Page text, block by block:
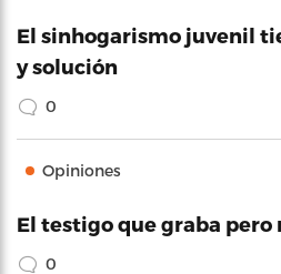
El sinhogarismo juvenil
y solución
0
Opiniones
El testigo que graba pero
0